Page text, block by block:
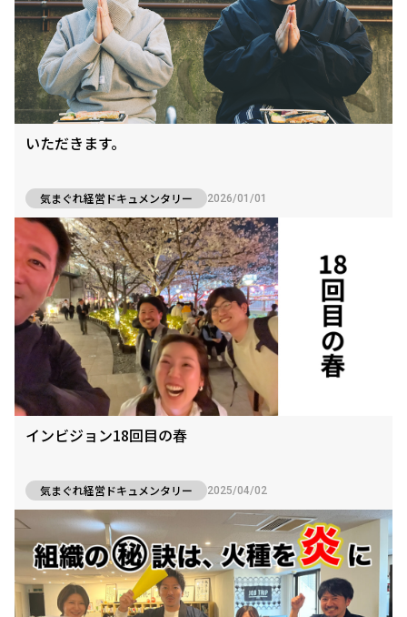
いただきます。
気まぐれ経営ドキュメンタリー 2026/01/01
インビジョン18回目の春
気まぐれ経営ドキュメンタリー 2025/04/02